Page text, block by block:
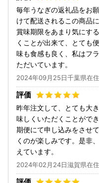
毎年うなぎの返礼品をお
けて配送されるこの商品に
賞味期限をあまり気にす
くことが出来て、とても便
味も食感も良く、私はフ
ただいています。
2024年09月25日千葉県在住
昨年注文して、とても大
味しくいただくことがで
期便にて申し込みをさせ
くのが楽しみです。是非
えています。
2024年02月24日滋賀県在住